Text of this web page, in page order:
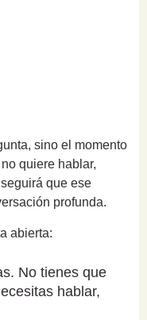
sino el momento
quiere hablar,
que ese
profunda.
abierta:
No tienes que
hablar,